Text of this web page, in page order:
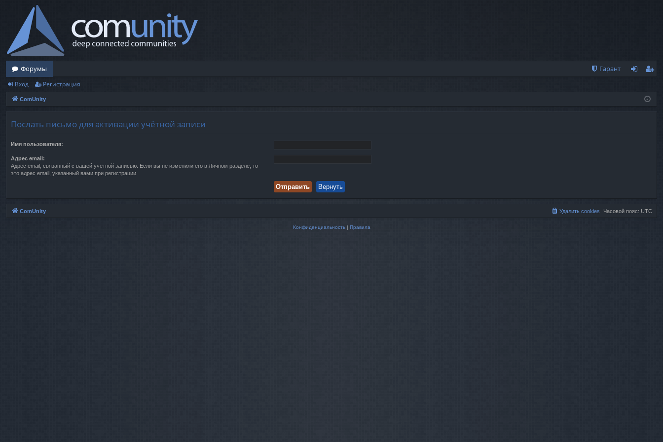
Форумы
Гарант
ис
Вход Регистрация
ComUnity
Послать письмо для активации учётной записи
Имя пользователя:
Адрес email:
Адрес email, связанный с вашей учётной записью. Если вы не изменили его в Личном разделе, то
это адрес email, указанный вами при регистрации.
ComUnity Часовой пояс: UTC
Удалить cookies
Конфиденциальность| Правила